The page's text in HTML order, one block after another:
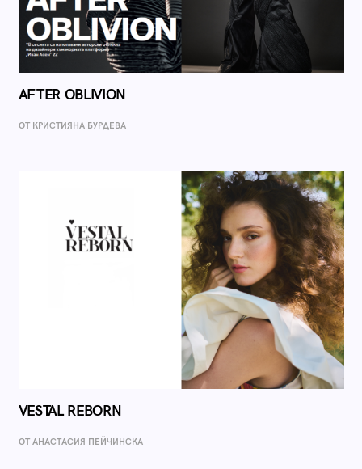
AFTER OBLIVION
ОТ КРИСТИЯНА БУРДЕВА
VESTAL REBORN
ОТ AНАСТАСИЯ ПЕЙЧИНСКА